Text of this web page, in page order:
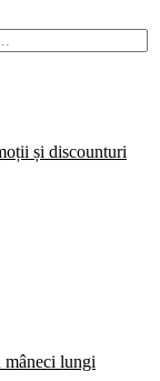
și discounturi
lungi